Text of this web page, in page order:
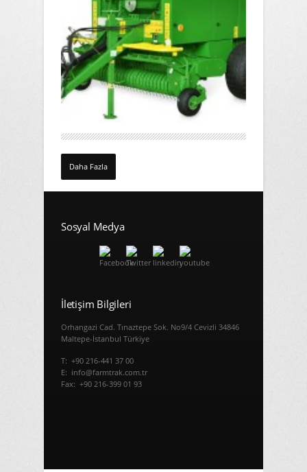
Daha Fazla
Sosyal Medya
İletişim Bilgileri
Orhangazi Cad. Tınaztepe Sok. No9/4 Cevizli 34846
Maltepe-İstanbul Türkiye
T: +90 216-441 37 00
E: info@farmtrak.com.tr
Fax: +90 216-399 01 93